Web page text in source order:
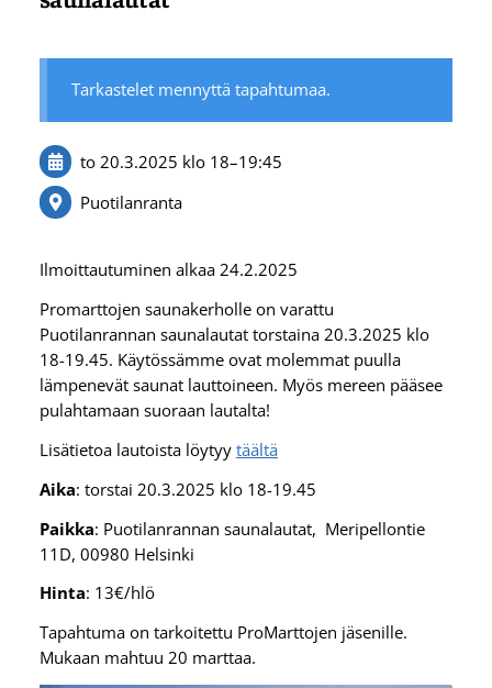
Tarkastelet mennyttä tapahtumaa.
to 20.3.2025 klo 18–19:45
Puotilanranta
Ilmoittautuminen alkaa 24.2.2025
Promarttojen saunakerholle on varattu
Puotilanrannan saunalautat torstaina 20.3.2025 klo
18-19.45. Käytössämme ovat molemmat puulla
lämpenevät saunat lauttoineen. Myös mereen pääsee
pulahtamaan suoraan lautalta!
Lisätietoa lautoista löytyy täältä
Aika: torstai 20.3.2025 klo 18-19.45
Paikka: Puotilanrannan saunalautat, Meripellontie
11D, 00980 Helsinki
Hinta: 13€/hlö
Tapahtuma on tarkoitettu ProMarttojen jäsenille.
Mukaan mahtuu 20 marttaa.